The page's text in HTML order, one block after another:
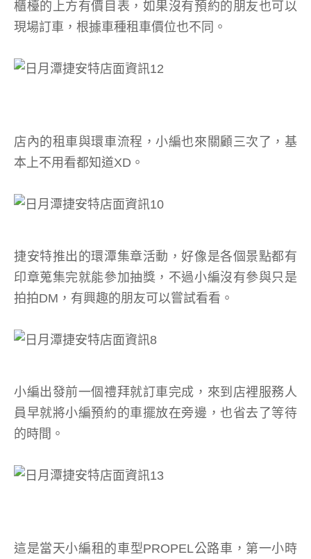
櫃檯的上方有價目表，如果沒有預約的朋友也可以
現場訂車，根據車種租車價位也不同。
店內的租車與環車流程，小編也來關顧三次了，基
本上不用看都知道XD。
捷安特推出的環潭集章活動，好像是各個景點都有
印章蒐集完就能參加抽獎，不過小編沒有參與只是
拍拍DM，有興趣的朋友可以嘗試看看。
小編出發前一個禮拜就訂車完成，來到店裡服務人
員早就將小編預約的車擺放在旁邊，也省去了等待
的時間。
這是當天小編租的車型PROPEL公路車，第一小時